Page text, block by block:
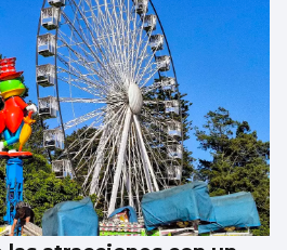
Peleteiro o Abel
favoritos de los
un viaje